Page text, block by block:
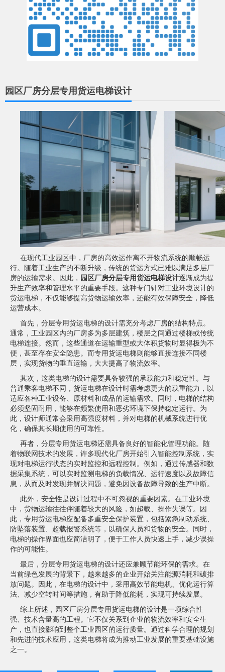
园区厂房分层专用货运电梯设计
在现代工业园区中，厂房的高效运作离不开物流系统的顺畅运
行。随着工业生产的不断升级，传统的货运方式已难以满足多层厂
房的运输需求。因此， 园区厂房分层专用货运电梯设计逐渐成为提
升生产效率和管理水平的重要手段。这种专门针对工业环境设计的
货运电梯，不仅能够提高货物运输效率，还能有效保障安全，降低
运营成本。
首先，分层专用货运电梯的设计需充分考虑厂房的结构特点。
通常，工业园区内的厂房多为多层建筑，楼层之间通过楼梯或传统
电梯连接。然而，这些通道在运输重型或大体积货物时显得极为不
便，甚至存在安全隐患。而专用货运电梯则能够直接连接不同楼
层，实现货物的垂直运输，大大提高了物流效率。
其次，这类电梯的设计需要具备较强的承载能力和稳定性。与
普通乘客电梯不同，货运电梯在设计时需考虑更大的载重能力，以
适应各种工业设备、原材料和成品的运输需求。同时，电梯的结构
必须坚固耐用，能够在频繁使用和恶劣环境下保持稳定运行。为
此，设计师通常会采用高强度材料，并对电梯的机械系统进行优
化，确保其长期使用的可靠性。
再者，分层专用货运电梯还需具备良好的智能化管理功能。随
着物联网技术的发展，许多现代化厂房开始引入智能控制系统，实
现对电梯运行状态的实时监控和远程控制。例如，通过传感器和数
据采集系统，可以实时监测电梯的负载情况、运行速度以及故障信
息，从而及时发现并解决问题，避免因设备故障导致的生产中断。
此外，安全性是设计过程中不可忽视的重要因素。在工业环境
中，货物运输往往伴随着较大的风险，如超载、操作失误等。因
此，专用货运电梯应配备多重安全保护装置，包括紧急制动系统、
防坠落装置、超载报警系统等，以确保人员和货物的安全。同时，
电梯的操作界面也应简洁明了，便于工作人员快速上手，减少误操
作的可能性。
最后，分层专用货运电梯的设计还应兼顾节能环保的需求。在
当前绿色发展的背景下，越来越多的企业开始关注能源消耗和碳排
放问题。因此，在电梯的设计中，采用高效节能电机、优化运行算
法、减少空转时间等措施，有助于降低能耗，实现可持续发展。
综上所述，园区厂房分层专用货运电梯的设计是一项综合性
强、技术含量高的工程。它不仅关系到企业的物流效率和安全生
产，也直接影响到整个工业园区的运行质量。通过科学合理的规划
和先进的技术应用，这类电梯将成为推动工业发展的重要基础设施
之一。